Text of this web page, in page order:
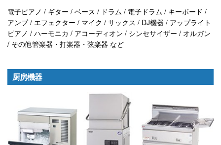
電子ピアノ / ギター / ベース / ドラム / 電子ドラム / キーボード /
アンプ / エフェクター / マイク / サックス / DJ機器 / アップライト
ピアノ / ハーモニカ / アコーディオン / シンセサイザー / オルガン
/ その他管楽器・打楽器・弦楽器 など
厨房機器